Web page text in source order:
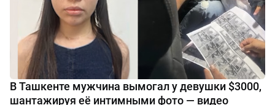
В Ташкенте мужчина вымогал у девушки $3000,
шантажируя её интимными фото — видео